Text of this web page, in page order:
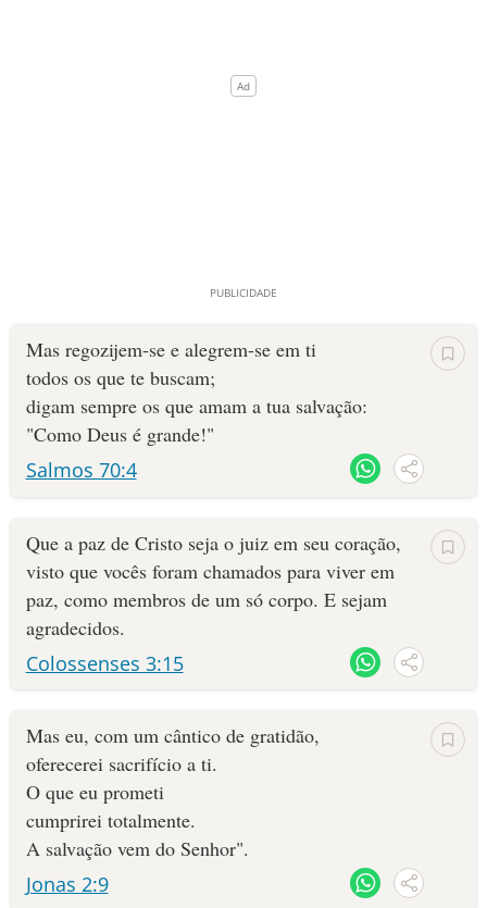
Mas regozijem-se e alegrem-se em ti
todos os que te buscam;
digam sempre os que amam a tua salvação:
"Como Deus é grande!"
Salmos 70:4
Que a paz de Cristo seja o juiz em seu coração,
visto que vocês foram chamados para viver em
paz, como membros de um só corpo. E sejam
agradecidos.
Colossenses 3:15
Mas eu, com um cântico de gratidão,
oferecerei sacrifício a ti.
O que eu prometi
cumprirei totalmente.
A salvação vem do Senhor".
Jonas 2:9